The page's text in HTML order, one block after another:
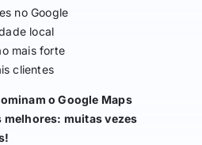
no Google
local
mais forte
clientes
o Google Maps
melhores: muitas vezes